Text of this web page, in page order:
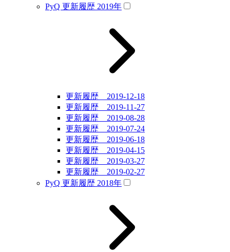
PyQ 更新履歴 2019年
更新履歴 2019-12-18
更新履歴 2019-11-27
更新履歴 2019-08-28
更新履歴 2019-07-24
更新履歴 2019-06-18
更新履歴 2019-04-15
更新履歴 2019-03-27
更新履歴 2019-02-27
PyQ 更新履歴 2018年